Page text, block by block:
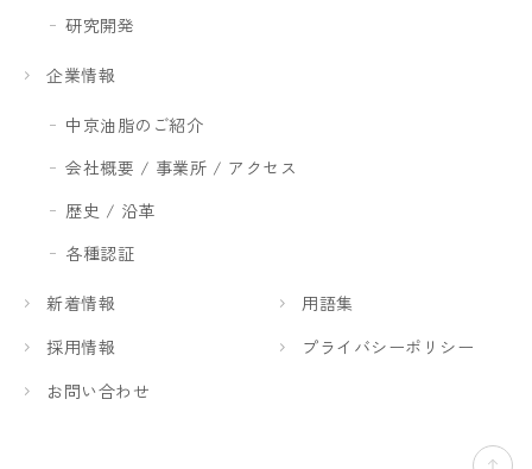
研究開発
企業情報
中京油脂のご紹介
会社概要 / 事業所 / アクセス
歴史 / 沿革
各種認証
新着情報
用語集
採用情報
プライバシーポリシー
お問い合わせ